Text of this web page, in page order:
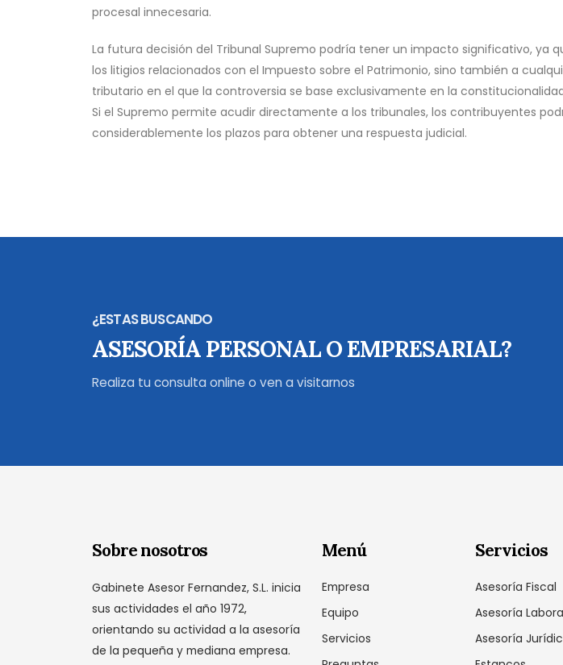
procesal innecesaria.
La futura decisión del Tribunal Supremo podría tener un impacto significativo, ya
los litigios relacionados con el Impuesto sobre el Patrimonio, sino también a
tributario en el que la controversia se base exclusivamente en la
Si el Supremo permite acudir directamente a los tribunales, los contribuyentes
considerablemente los plazos para obtener una respuesta judicial.
¿ESTAS BUSCANDO
ASESORÍA PERSONAL O EMPRESARIAL?
Realiza tu consulta online o ven a visitarnos
Sobre nosotros
Gabinete Asesor Fernandez, S.L. inicia
sus actividades el año 1972,
orientando su actividad a la asesoría
de la pequeña y mediana empresa.
Menú
Empresa
Equipo
Servicios
Servicios
Asesoría Fiscal
Asesoría
Asesoría